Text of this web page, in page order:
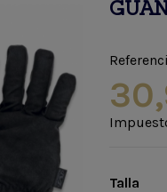
Talla